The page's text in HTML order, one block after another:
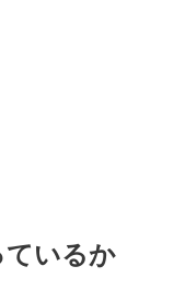
ているか